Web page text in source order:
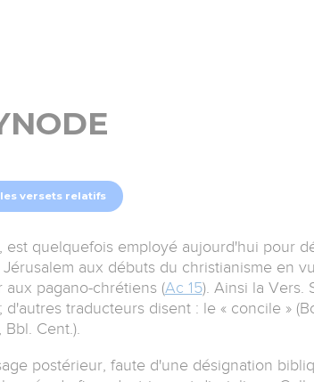
versets relatifs
est quelquefois employé aujourd'hui pour
aux débuts du christianisme en
pagano-chrétiens (Ac 15). Ainsi la Vers.
traducteurs disent : le « concile »
Cent.).
postérieur, faute d'une désignation